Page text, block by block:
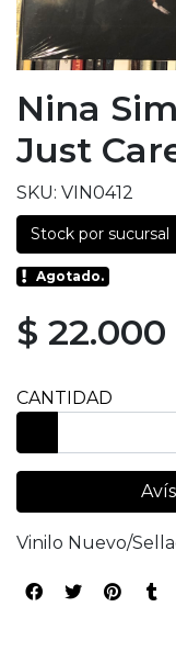
Nina
Just
SKU: VIN0412
Stock por sucursal
Agotado.
$ 22.000
CANTIDAD
Vinilo Nuevo/